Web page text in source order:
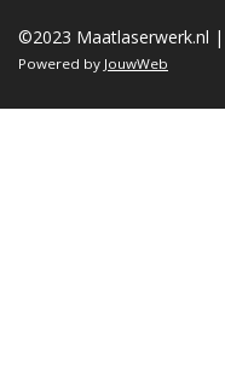
e
b
o
k
t
a
g
a
t
s
A
p
©2023 Maatlaserwerk.nl
Powered by JouwWeb